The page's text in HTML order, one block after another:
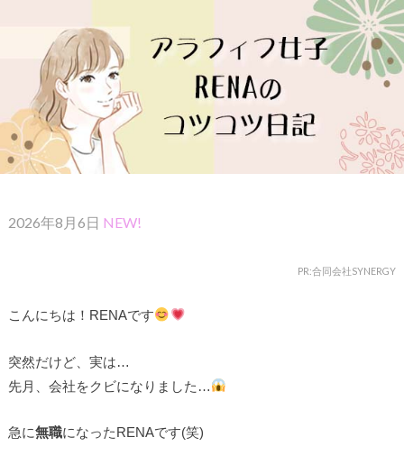
2026年8月6日 NEW!
PR:合同会社SYNERGY
こんにちは！RENAです
突然だけど、実は…
先月、会社をクビになりました…
急に無職になったRENAです(笑)